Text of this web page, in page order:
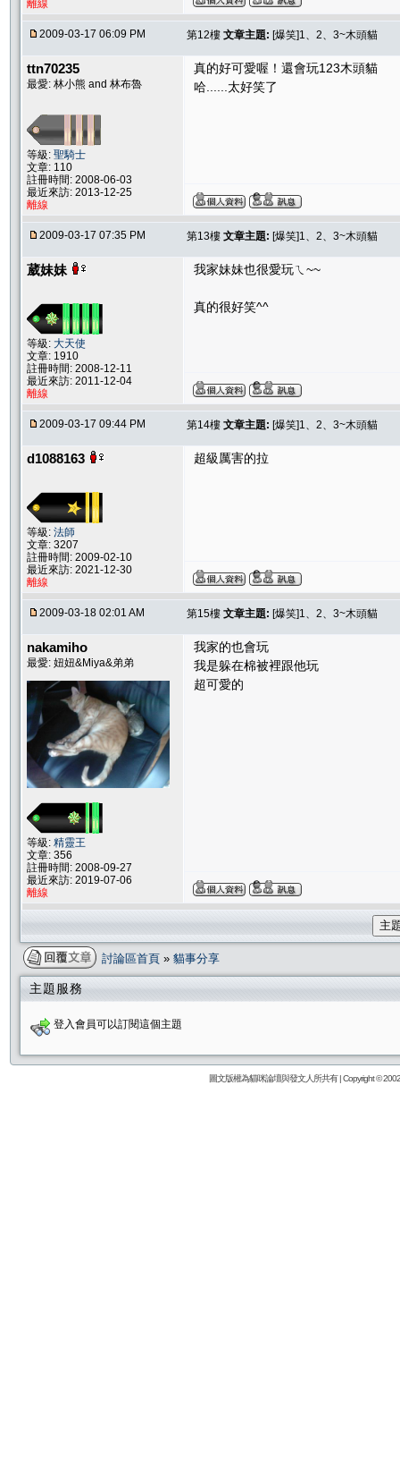
離線
2009-03-17 06:09 PM 第12樓 文章主題: [爆笑]1、2、3~木頭貓
ttn70235
最愛: 林小熊 and 林布魯
等級: 聖騎士
文章: 110
註冊時間: 2008-06-03
最近來訪: 2013-12-25
離線
真的好可愛喔！還會玩123木頭貓
哈......太好笑了
2009-03-17 07:35 PM 第13樓 文章主題: [爆笑]1、2、3~木頭貓
葳妹妹
等級: 大天使
文章: 1910
註冊時間: 2008-12-11
最近來訪: 2011-12-04
離線
我家妹妹也很愛玩ㄟ~~
真的很好笑^^
2009-03-17 09:44 PM 第14樓 文章主題: [爆笑]1、2、3~木頭貓
d1088163
等級: 法師
文章: 3207
註冊時間: 2009-02-10
最近來訪: 2021-12-30
離線
超級厲害的拉
2009-03-18 02:01 AM 第15樓 文章主題: [爆笑]1、2、3~木頭貓
nakamiho
最愛: 妞妞&Miya&弟弟
等級: 精靈王
文章: 356
註冊時間: 2008-09-27
最近來訪: 2019-07-06
離線
我家的也會玩
我是躲在棉被裡跟他玩
超可愛的
主
討論區首頁 » 貓事分享
主題服務
登入會員可以訂閱這個主題
圖文版權為貓咪論壇與發文人所共有 | Copyright ©